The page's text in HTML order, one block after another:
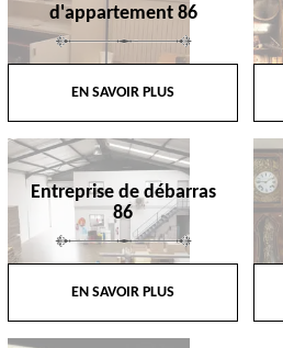
d'appartement 86
EN SAVOIR PLUS
Entreprise de débarras
86
EN SAVOIR PLUS